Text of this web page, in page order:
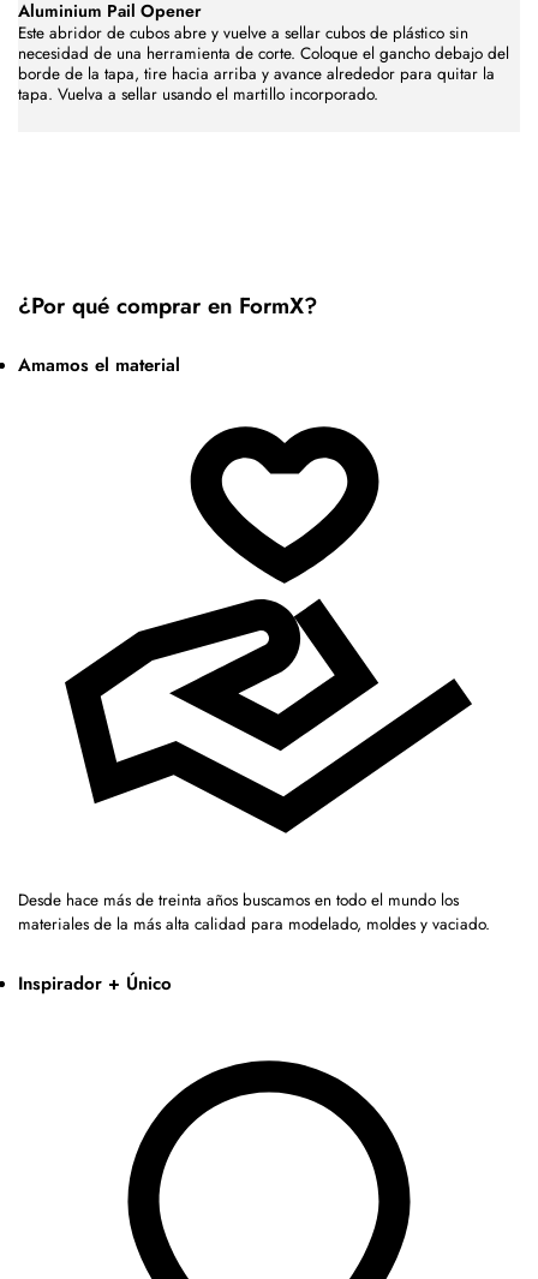
Aluminium Pail Opener
Este abridor de cubos abre y vuelve a sellar cubos de plástico sin
necesidad de una herramienta de corte. Coloque el gancho debajo del
borde de la tapa, tire hacia arriba y avance alrededor para quitar la
tapa. Vuelva a sellar usando el martillo incorporado.
¿Por qué comprar en FormX?
Amamos el material
Desde hace más de treinta años buscamos en todo el mundo los
materiales de la más alta calidad para modelado, moldes y vaciado.
Inspirador + Único